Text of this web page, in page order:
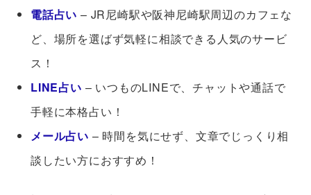
電話占い – JR尼崎駅や阪神尼崎駅周辺のカフェな
ど、場所を選ばず気軽に相談できる人気のサービ
ス！
LINE占い – いつものLINEで、チャットや通話で
手軽に本格占い！
メール占い – 時間を気にせず、文章でじっくり相
談したい方におすすめ！